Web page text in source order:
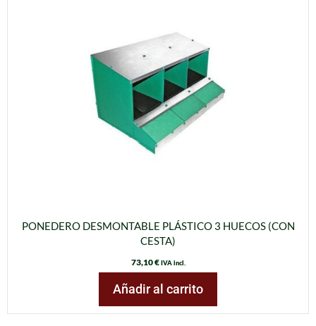
PONEDERO DESMONTABLE PLÁSTICO 3 HUECOS (CON
CESTA)
73,10€ IVA incl.
Añadir al carrito